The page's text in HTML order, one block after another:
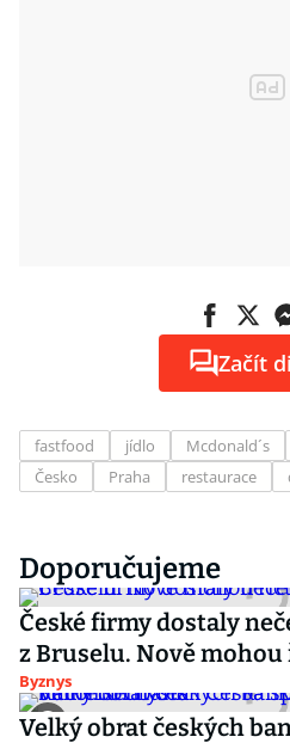
Začít
fastfood jídlo Mcdonald´s
Česko
Praha restaurace
Doporučujeme
České firmy dostaly
z Bruselu. Nově
Byznys
Velký obrat českých